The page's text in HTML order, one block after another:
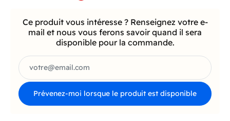
Ce produit vous intéresse ? Renseignez votre e-
mail et nous vous ferons savoir quand il sera
disponible pour la commande.
Prévenez-moi lorsque le produit est disponible